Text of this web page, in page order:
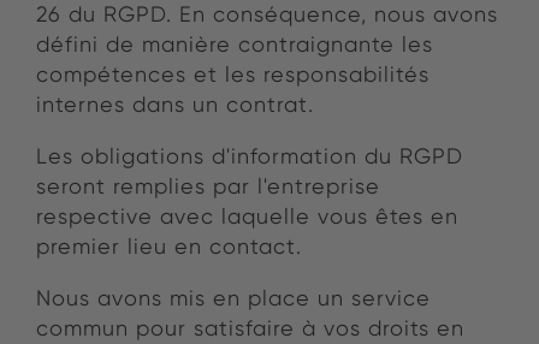
26 du RGPD. En conséquence, nous avons
défini de manière contraignante les
compétences et les responsabilités
internes dans un contrat.
Les obligations d'information du RGPD
seront remplies par l'entreprise
respective avec laquelle vous êtes en
premier lieu en contact.
Nous avons mis en place un service
commun pour satisfaire à vos droits en